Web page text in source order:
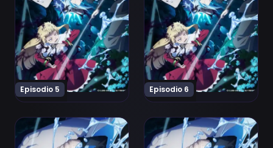
Episodio 5 Episodio 6
Ver Tensei shitara Slime Datta Ken 4th Season
Ver Tensei shitara Slime